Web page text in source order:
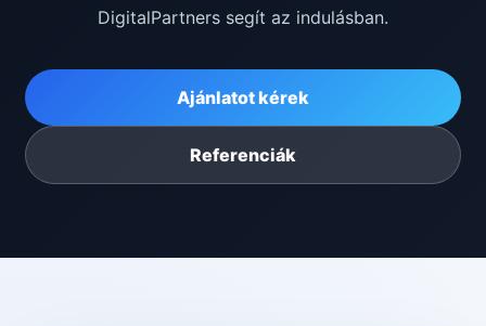
DigitalPartners segít az indulásban.
Ajánlatot kérek
Referenciák